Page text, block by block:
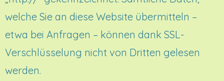
welche Sie an diese Website übermitteln –
etwa bei Anfragen – können dank SSL-
Verschlüsselung nicht von Dritten gelesen
werden.